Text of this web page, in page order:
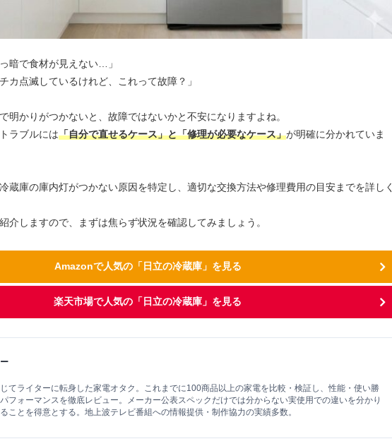
暗で食材が見えない…」
カ点滅しているけれど、これって故障？」
明かりがつかないと、故障ではないかと不安になりますよね。
ラブルには「自分で直せるケース」と「修理が必要なケース」が明確に分かれていま
蔵庫の庫内灯がつかない原因を特定し、適切な交換方法や修理費用の目安までを詳しく
介しますので、まずは焦らず状況を確認してみましょう。
Amazonで人気の「日立の冷蔵庫」を見る
楽天市場で人気の「日立の冷蔵庫」を見る
てライターに転身した家電オタク。これまでに100商品以上の家電を比較・検証し、性能・使い勝
フォーマンスを徹底レビュー。メーカー公表スペックだけでは分からない実使用での違いを分かり
ことを得意とする。地上波テレビ番組への情報提供・制作協力の実績多数。